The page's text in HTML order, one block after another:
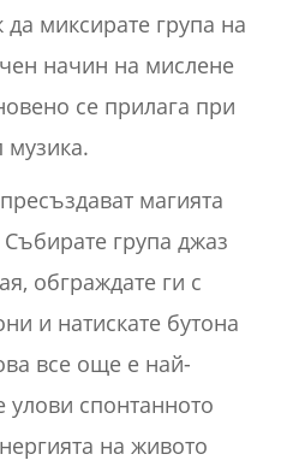
да миксирате група на
начин на мислене
се прилага при
музика.
магията
група джаз
обграждате ги с
и натискате бутона
все още е най-
улови спонтанното
на живото